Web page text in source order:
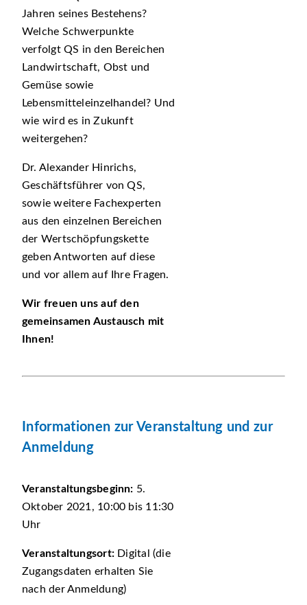
Jahren seines Bestehens?
Welche Schwerpunkte
verfolgt QS in den Bereichen
Landwirtschaft, Obst und
Gemüse sowie
Lebensmitteleinzelhandel? Und
wie wird es in Zukunft
weitergehen?
Dr. Alexander Hinrichs,
Geschäftsführer von QS,
sowie weitere Fachexperten
aus den einzelnen Bereichen
der Wertschöpfungskette
geben Antworten auf diese
und vor allem auf Ihre Fragen.
Wir freuen uns auf den
gemeinsamen Austausch mit
Ihnen!
Informationen zur Veranstaltung und zur
Anmeldung
Veranstaltungsbeginn: 5.
Oktober 2021, 10:00 bis 11:30
Uhr
Veranstaltungsort:Digital (die
Zugangsdaten erhalten Sie
nach der Anmeldung)